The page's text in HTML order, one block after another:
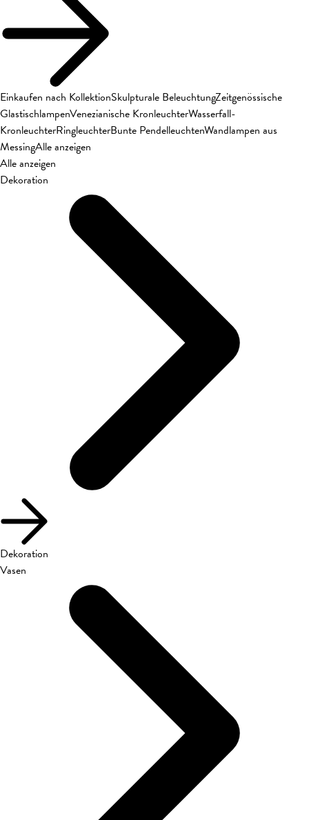
Einkaufen nach KollektionSkulpturale BeleuchtungZeitgenössische
GlastischlampenVenezianische KronleuchterWasserfall-
KronleuchterRingleuchterBunte PendelleuchtenWandlampen aus
MessingAlle anzeigen
Alle anzeigen
Dekoration
Dekoration
Vasen